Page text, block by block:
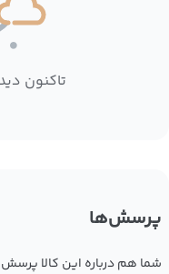
تاکنون
پرسش‌ها
شما هم درباره این کالا